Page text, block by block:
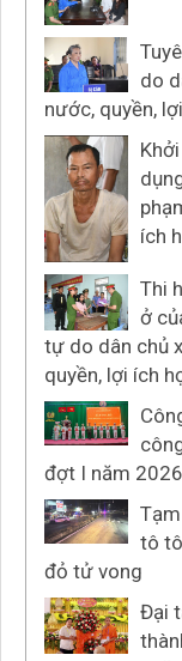
do
nước, quyền,
ích
Thi
ở
tự do dân chủ
quyền, lợi ích
đợt I năm 2026
tô
đỏ tử vong
Đại